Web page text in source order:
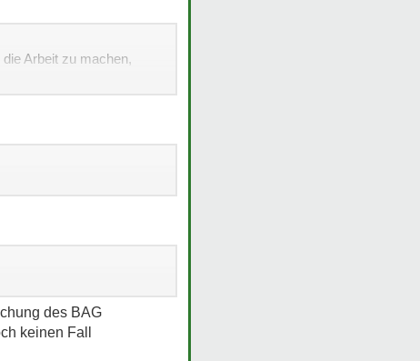
Arbeit zu machen,
des BAG
keinen Fall